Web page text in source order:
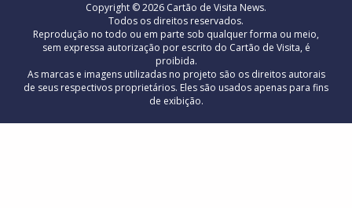
Copyright © 2026 Cartão de Visita News.
Todos os direitos reservados.
Reprodução no todo ou em parte sob qualquer forma ou meio,
sem expressa autorização por escrito do Cartão de Visita, é
proibida.
As marcas e imagens utilizadas no projeto são os direitos autorais
de seus respectivos proprietários. Eles são usados ​​apenas para fins
de exibição.